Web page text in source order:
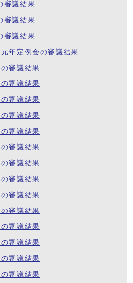
審議結果
審議結果
審議結果
年定例会の審議結果
審議結果
審議結果
審議結果
審議結果
審議結果
審議結果
審議結果
審議結果
審議結果
審議結果
審議結果
審議結果
審議結果
審議結果